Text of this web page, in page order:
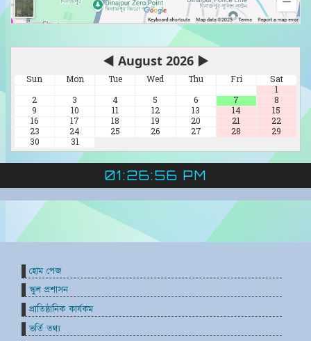
◀ August 2026 ▶
Sun Mon Tue Wed Thu Fri
Sat
1
2
3 4 5 6 7
8
9
10 11 12 13 14
15
16
17 18 19 20 21
22
23
24 25 26 27 28
29
30
31
01:26:56 PM
হোম পেজ
স্কুল প্রশাসন
প্রাতিষ্ঠানিক কার্যকম
ভর্তি তথ্য